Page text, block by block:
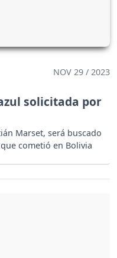
NOV 29 / 2023
solicitada por
Marset, será buscado
cometió en Bolivia